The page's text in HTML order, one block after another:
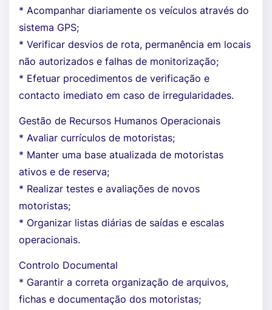
* Acompanhar diariamente os veículos através do
sistema GPS;
* Verificar desvios de rota, permanência em locais
não autorizados e falhas de monitorização;
* Efetuar procedimentos de verificação e
contacto imediato em caso de irregularidades.
Gestão de Recursos Humanos Operacionais
* Avaliar currículos de motoristas;
* Manter uma base atualizada de motoristas
ativos e de reserva;
* Realizar testes e avaliações de novos
motoristas;
* Organizar listas diárias de saídas e escalas
operacionais.
Controlo Documental
* Garantir a correta organização de arquivos,
fichas e documentação dos motoristas;